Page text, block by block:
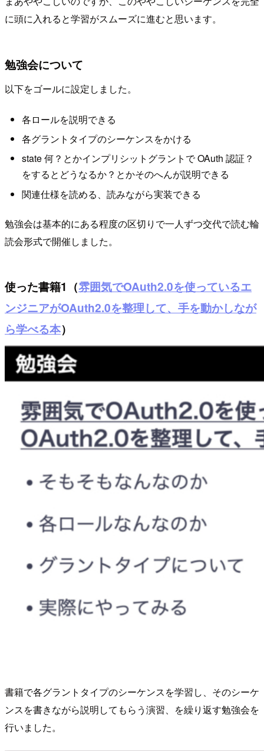
に頭に入れると学習がスムーズに進むと思います。
勉強会について
以下をゴールに設定しました。
各ロールを説明できる
各グラントタイプのシーケンスをかける
state 何？とかインプリシットグラントで OAuth 認証？
をするとどうなるか？とかそのへんが説明できる
関連仕様を読める、読みながら実装できる
勉強会は基本的にある程度の区切りで一人ずつ交代で読む輪
読会形式で開催しました。
使った書籍1（雰囲気でOAuth2.0を使っているエ
ンジニアがOAuth2.0を整理して、手を動かしなが
ら学べる本）
書籍で各グラントタイプのシーケンスを学習し、そのシーケ
ンスを書きながら説明してもらう演習、を繰り返す勉強会を
行いました。